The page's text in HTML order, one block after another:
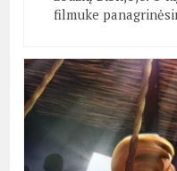
filmuke